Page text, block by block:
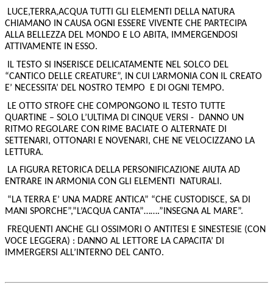
LUCE,TERRA,ACQUA TUTTI GLI ELEMENTI DELLA NATURA
CHIAMANO IN CAUSA OGNI ESSERE VIVENTE CHE PARTECIPA
ALLA BELLEZZA DEL MONDO E LO ABITA, IMMERGENDOSI
ATTIVAMENTE IN ESSO.
IL TESTO SI INSERISCE DELICATAMENTE NEL SOLCO DEL
“CANTICO DELLE CREATURE”, IN CUI L’ARMONIA CON IL CREATO
E’ NECESSITA’ DEL NOSTRO TEMPO E DI OGNI TEMPO.
LE OTTO STROFE CHE COMPONGONO IL TESTO TUTTE
QUARTINE – SOLO L’ULTIMA DI CINQUE VERSI - DANNO UN
RITMO REGOLARE CON RIME BACIATE O ALTERNATE DI
SETTENARI, OTTONARI E NOVENARI, CHE NE VELOCIZZANO LA
LETTURA.
LA FIGURA RETORICA DELLA PERSONIFICAZIONE AIUTA AD
ENTRARE IN ARMONIA CON GLI ELEMENTI NATURALI.
“LA TERRA E’ UNA MADRE ANTICA” “CHE CUSTODISCE, SA DI
MANI SPORCHE”,”L’ACQUA CANTA”…….”INSEGNA AL MARE”.
FREQUENTI ANCHE GLI OSSIMORI O ANTITESI E SINESTESIE (CON
VOCE LEGGERA) : DANNO AL LETTORE LA CAPACITA’ DI
IMMERGERSI ALL’INTERNO DEL CANTO.